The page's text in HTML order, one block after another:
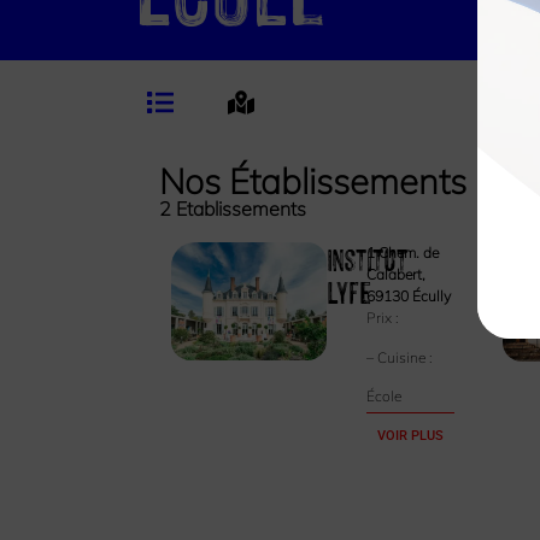
Nos Établissements
2 Etablissements
Institut
Lyfe
1 Chem. de
Calabert,
69130 Écully
Prix :
– Cuisine :
École
VOIR PLUS